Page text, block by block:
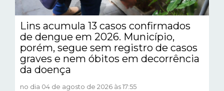
Lins acumula 13 casos confirmados
de dengue em 2026. Município,
porém, segue sem registro de casos
graves e nem óbitos em decorrência
da doença
no dia 04 de agosto de 2026 às 17:55